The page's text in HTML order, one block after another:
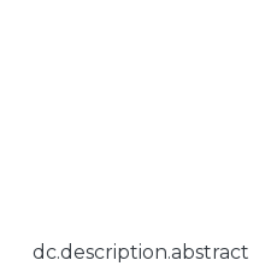
dc.description.abstract